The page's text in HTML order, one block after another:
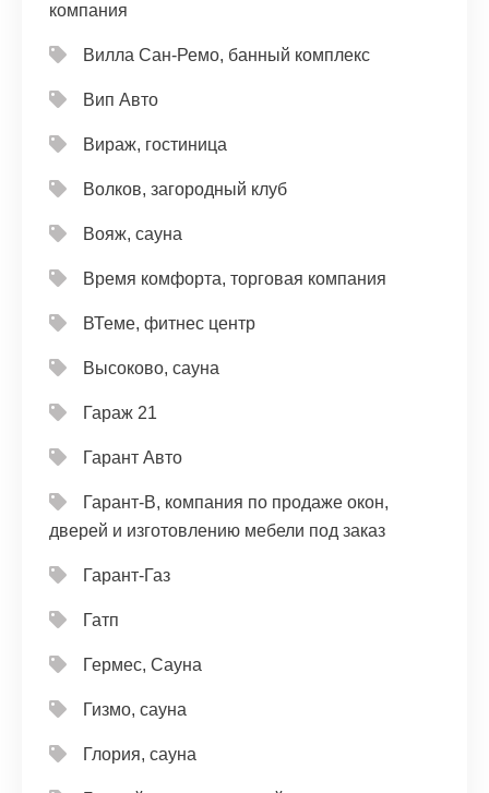
компания
Вилла Сан-Ремо, банный комплекс
Вип Авто
Вираж, гостиница
Волков, загородный клуб
Вояж, сауна
Время комфорта, торговая компания
ВТеме, фитнес центр
Высоково, сауна
Гараж 21
Гарант Авто
Гарант-В, компания по продаже окон,
дверей и изготовлению мебели под заказ
Гарант-Газ
Гатп
Гермес, Сауна
Гизмо, сауна
Глория, сауна